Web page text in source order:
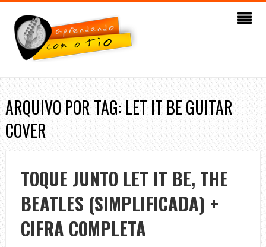
ARQUIVO POR TAG: LET IT BE GUITAR
COVER
TOQUE JUNTO LET IT BE, THE
BEATLES (SIMPLIFICADA) +
CIFRA COMPLETA